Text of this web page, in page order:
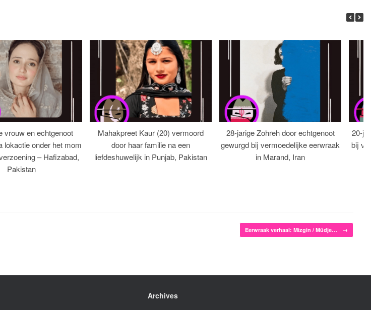
vrouw en echtgenoot
lokactie onder het mom
– Hafizabad,
Pakistan
Mahakpreet Kaur (20) vermoord
door haar familie na een
liefdeshuwelijk in Punjab, Pakistan
28-jarige Zohreh door echtgenoot
gewurgd bij vermoedelijke eerwraak
in Marand, Iran
20-
bij
Eerwraak verhaal: Mizgin / Müdje… →
Archives